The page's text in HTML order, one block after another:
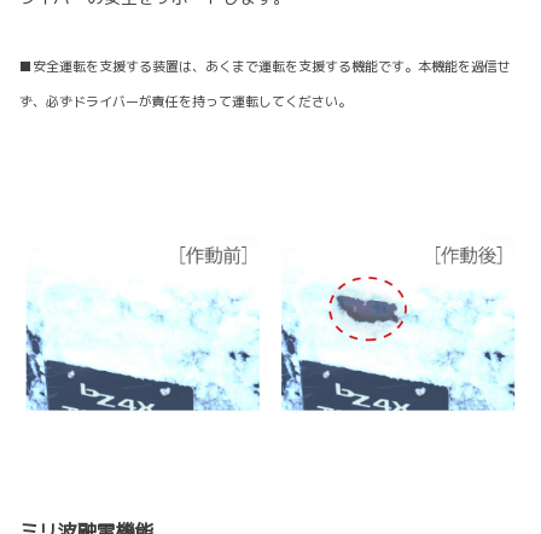
■安全運転を支援する装置は、あくまで運転を支援する機能です。本機能を過信せ
ず、必ずドライバーが責任を持って運転してください。